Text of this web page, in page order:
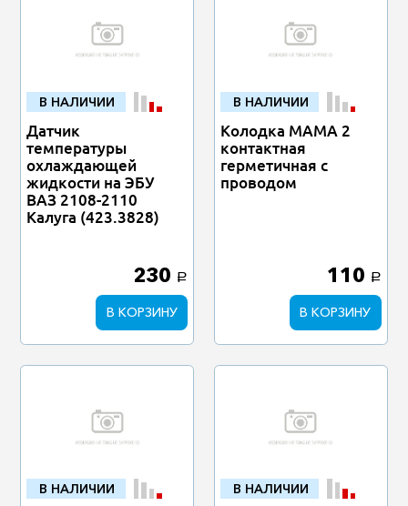
В НАЛИЧИИ
Датчик
температуры
охлаждающей
жидкости на ЭБУ
ВАЗ 2108-2110
Калуга (423.3828)
230 a
В КОРЗИНУ
В НАЛИЧИИ
Колодка МАМА 2
контактная
герметичная с
проводом
110 a
В КОРЗИНУ
В НАЛИЧИИ В НАЛИЧИИ